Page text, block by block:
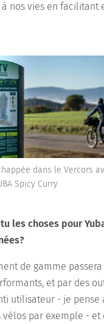
nos vies en facilitant
dans le Vercors
Spicy Curry
les choses pour
de gamme
et par des
utilisateur - je pense
vélos par exemple - et